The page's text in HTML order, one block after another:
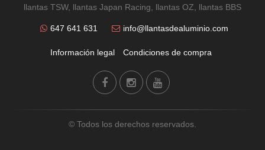
llantas TSW, llantas Japan Racing, llantas OZ, llantas BBS
647 641 631 info@llantasdealuminio.com
Información legal Condiciones de compra
© Todos los derechos reservados.